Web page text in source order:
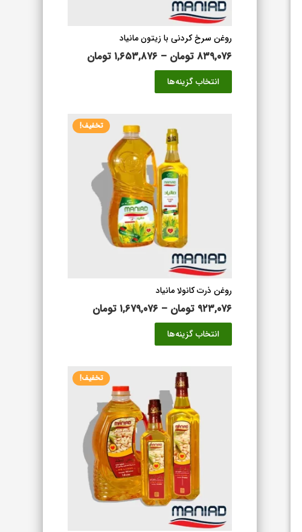
شوند
روغن سرخ کردنی با زیتون مانیاد
۸۳۹,۰۷۶تومان – ۱,۶۵۳,۸۷۶تومان
انتخاب گزینه‌ها
مختلفی
می
باشد.
گزینه
ها
ممکن
است
در
صفحه
تخفیف!
روغن ذرت کانولا مانیاد
۹۲۳,۰۷۶ تومان – ۱,۶۷۹,۰۷۶تومان
انتخاب گزینه‌ها
باشد.
گزینه
ها
ممکن
است
در
صفحه
محصول
تخفیف!